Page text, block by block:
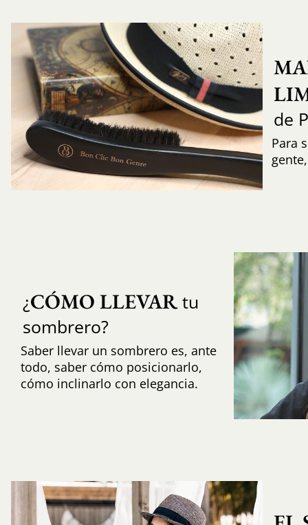
de
Para
¿CÓMO LLEVARtu
sombrero?
Saber llevar un sombrero es, ante
todo, saber cómo posicionarlo,
cómo inclinarlo con elegancia.